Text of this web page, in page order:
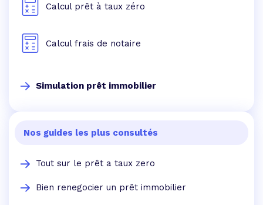
Calcul prêt à taux zéro
Calcul frais de notaire
Simulation prêt immobilier
Nos guides les plus consultés
Tout sur le prêt a taux zero
Bien renegocier un prêt immobilier